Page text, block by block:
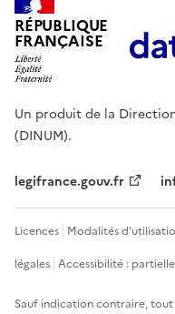
RÉPUBLIQUE
FRANÇAISE
Un produit de la
(DINUM).
legifrance.gouv.fr
Licences Modalités
légales Accessibilité :
Sauf indication contraire, tout